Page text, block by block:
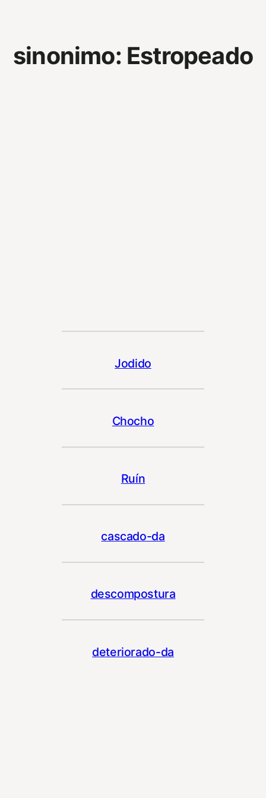
sinonimo: Estropeado
Jodido
Chocho
Ruín
cascado-da
descompostura
deteriorado-da